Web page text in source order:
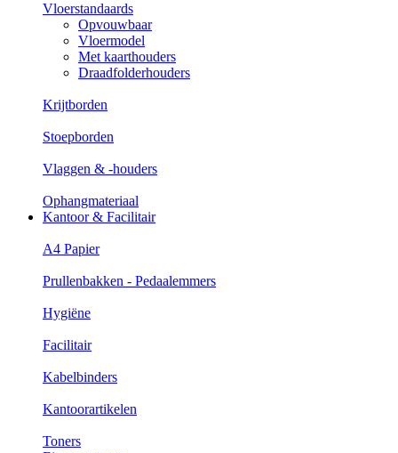
Vloerstandaards
Opvouwbaar
Vloermodel
Met kaarthouders
Draadfolderhouders
Krijtborden
Stoepborden
Vlaggen & -houders
Ophangmateriaal
Kantoor & Facilitair
A4 Papier
Prullenbakken - Pedaalemmers
Hygiëne
Facilitair
Kabelbinders
Kantoorartikelen
Toners